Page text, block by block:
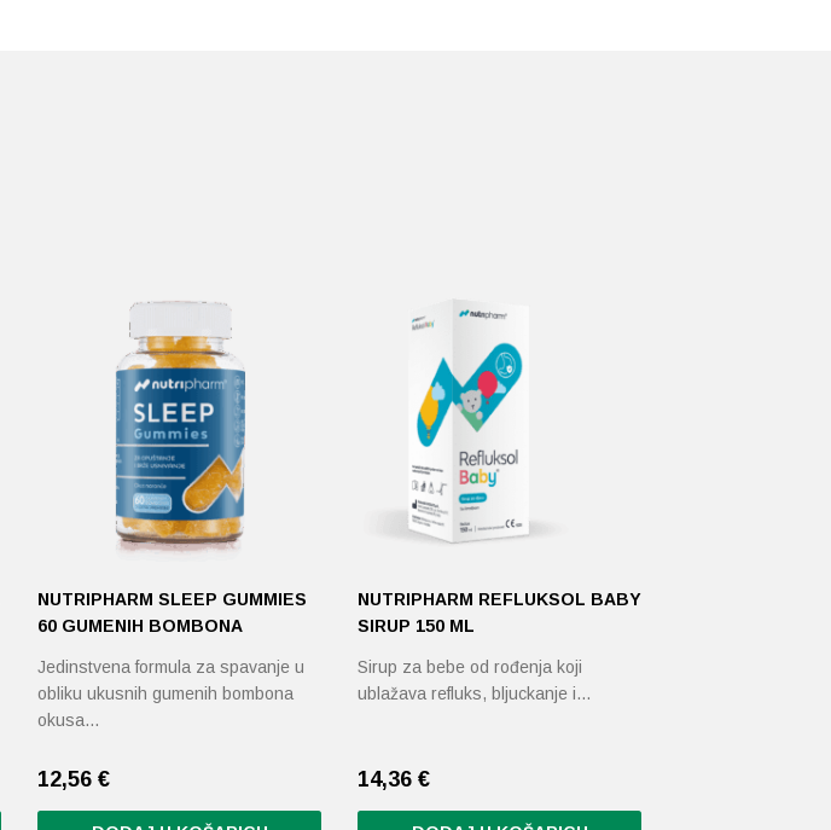
NUTRIPHARM SLEEP GUMMIES
60 GUMENIH BOMBONA
Jedinstvena formula za spavanje u
obliku ukusnih gumenih bombona
okusa…
12,56 €
NUTRIPHARM REFLUKSOL BABY
SIRUP 150 ML
Sirup za bebe od rođenja koji
ublažava refluks, bljuckanje i…
14,36 €